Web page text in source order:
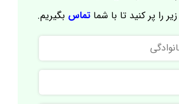
زیر را پر کنید تا با شماتماس بگیریم.